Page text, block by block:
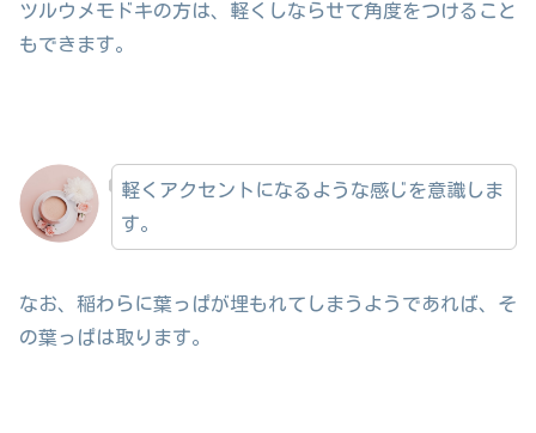
ツルウメモドキの方は、軽くしならせて角度をつけること
もできます。
軽くアクセントになるような感じを意識しま
す。
なお、稲わらに葉っぱが埋もれてしまうようであれば、そ
の葉っぱは取ります。